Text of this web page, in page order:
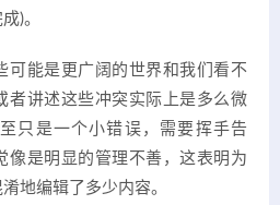
)。
可能是更广阔的世界和我们看不
者讲述这些冲突实际上是多么微
只是一个小错误，需要挥手告
像是明显的管理不善，这表明为
地编辑了多少内容。